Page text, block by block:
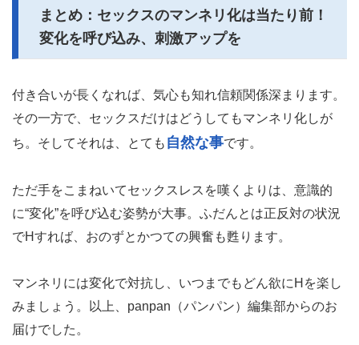
まとめ：セックスのマンネリ化は当たり前！
変化を呼び込み、刺激アップを
付き合いが長くなれば、気心も知れ信頼関係深まります。
その一方で、セックスだけはどうしてもマンネリ化しが
ち。そしてそれは、とても 自然な事です。
ただ手をこまねいてセックスレスを嘆くよりは、意識的
に“変化”を呼び込む姿勢が大事。ふだんとは正反対の状況
でHすれば、おのずとかつての興奮も甦ります。
マンネリには変化で対抗し、いつまでもどん欲にHを楽し
みましょう。以上、panpan（パンパン）編集部からのお
届けでした。